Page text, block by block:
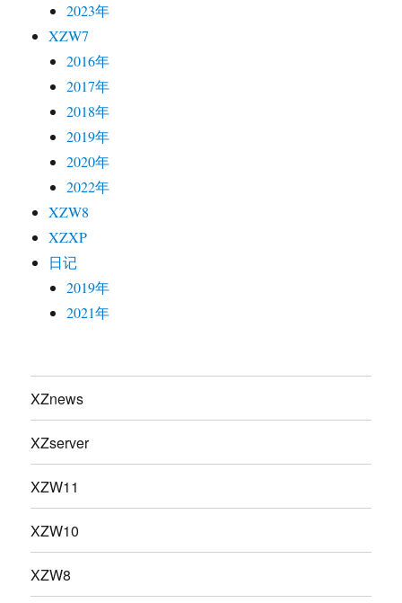
2023年
XZW7
2016年
2017年
2018年
2019年
2020年
2022年
XZW8
XZXP
日记
2019年
2021年
XZnews
XZserver
XZW11
XZW10
XZW8